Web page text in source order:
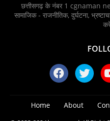
छत्तीसगढ़ के नंबर 1 cgnaman
सामाजिक - राजनीतिक, दुर्घटना,
Home About